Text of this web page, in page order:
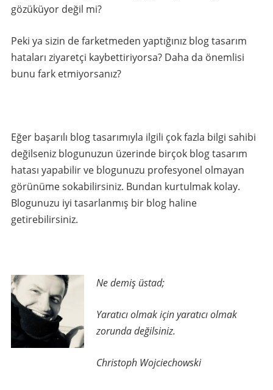
gözüküyor değil mi?
Peki ya sizin de farketmeden yaptığınız blog tasarım
hataları ziyaretçi kaybettiriyorsa? Daha da önemlisi
bunu fark etmiyorsanız?
Eğer başarılı blog tasarımıyla ilgili çok fazla bilgi sahibi
değilseniz blogunuzun üzerinde birçok blog tasarım
hatası yapabilir ve blogunuzu profesyonel olmayan
görünüme sokabilirsiniz. Bundan kurtulmak kolay.
Blogunuzu iyi tasarlanmış bir blog haline
getirebilirsiniz.
Ne demiş üstad;
Yaratıcı olmak için yaratıcı olmak
zorunda değilsiniz.
Christoph Wojciechowski